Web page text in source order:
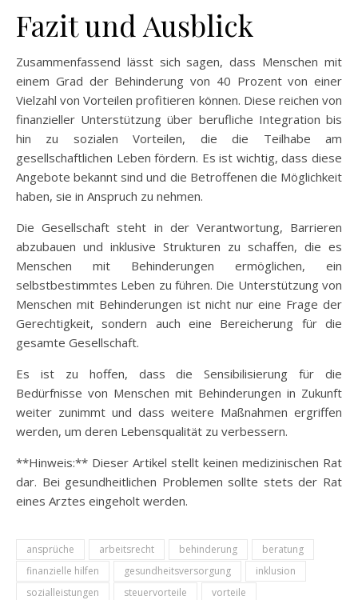
Fazit und Ausblick
Zusammenfassend lässt sich sagen, dass Menschen mit
einem Grad der Behinderung von 40 Prozent von einer
Vielzahl von Vorteilen profitieren können. Diese reichen von
finanzieller Unterstützung über berufliche Integration bis
hin zu sozialen Vorteilen, die die Teilhabe am
gesellschaftlichen Leben fördern. Es ist wichtig, dass diese
Angebote bekannt sind und die Betroffenen die Möglichkeit
haben, sie in Anspruch zu nehmen.
Die Gesellschaft steht in der Verantwortung, Barrieren
abzubauen und inklusive Strukturen zu schaffen, die es
Menschen mit Behinderungen ermöglichen, ein
selbstbestimmtes Leben zu führen. Die Unterstützung von
Menschen mit Behinderungen ist nicht nur eine Frage der
Gerechtigkeit, sondern auch eine Bereicherung für die
gesamte Gesellschaft.
Es ist zu hoffen, dass die Sensibilisierung für die
Bedürfnisse von Menschen mit Behinderungen in Zukunft
weiter zunimmt und dass weitere Maßnahmen ergriffen
werden, um deren Lebensqualität zu verbessern.
**Hinweis:** Dieser Artikel stellt keinen medizinischen Rat
dar. Bei gesundheitlichen Problemen sollte stets der Rat
eines Arztes eingeholt werden.
ansprüche arbeitsrecht behinderung
beratung
finanzielle hilfen
gesundheitsversorgung
inklusion
sozialleistungen
steuervorteile vorteile